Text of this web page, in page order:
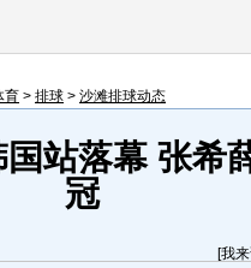
育 > 排球 > 沙滩排球动态
站落幕 张希
冠
[我